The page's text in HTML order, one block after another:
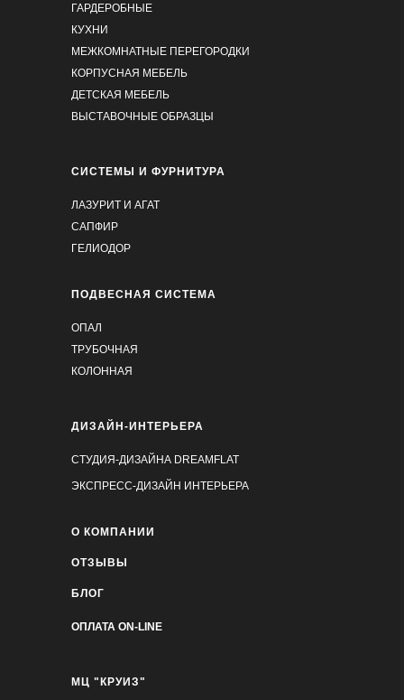
ГАРДЕРОБНЫЕ
КУХНИ
МЕЖКОМНАТНЫЕ ПЕРЕГОРОДКИ
КОРПУСНАЯ МЕБЕЛЬ
ДЕТСКАЯ МЕБЕЛЬ
ВЫСТАВОЧНЫЕ ОБРАЗЦЫ
СИСТЕМЫ И ФУРНИТУРА
ЛАЗУРИТ И АГАТ
САПФИР
ГЕЛИОДОР
ПОДВЕСНАЯ СИСТЕМА
ОПАЛ
ТРУБОЧНАЯ
КОЛОННАЯ
ОПЛАТА ON-LINE
БЛОГ
О КОМПАНИИ
ДИЗАЙН-ИНТЕРЬЕРА
СТУДИЯ-ДИЗАЙНА DREAMFLAT
МЦ "КРУИЗ"
ЭКСПРЕСС-ДИЗАЙН ИНТЕРЬЕРА
ОТЗЫВЫ